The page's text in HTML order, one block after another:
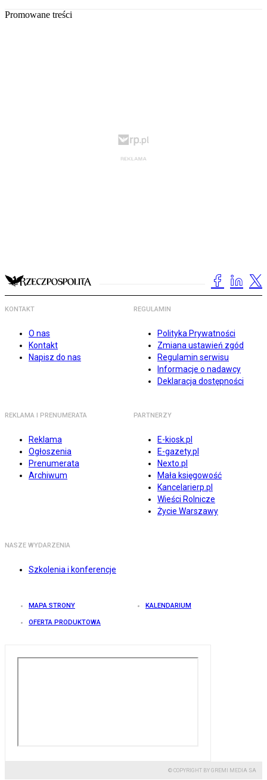
Promowane treści
KONTAKT
O nas
Kontakt
Napisz do nas
REGULAMIN
Polityka Prywatności
Zmiana ustawień zgód
Regulamin serwisu
Informacje o nadawcy
Deklaracja dostępności
REKLAMA I PRENUMERATA
Reklama
Ogłoszenia
Prenumerata
Archiwum
PARTNERZY
E-kiosk.pl
E-gazety.pl
Nexto.pl
Mała księgowość
Kancelarierp.pl
Wieści Rolnicze
Życie Warszawy
NASZE WYDARZENIA
Szkolenia i konferencje
MAPA STRONY KALENDARIUM
OFERTA PRODUKTOWA
© COPYRIGHT BY GREMI MEDIA SA